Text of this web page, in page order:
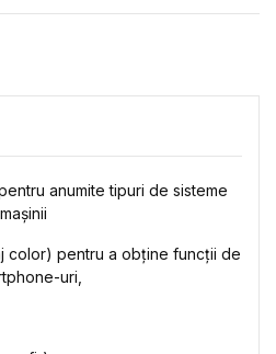
anumite tipuri de sisteme
color) pentru a obține funcții de
uri,